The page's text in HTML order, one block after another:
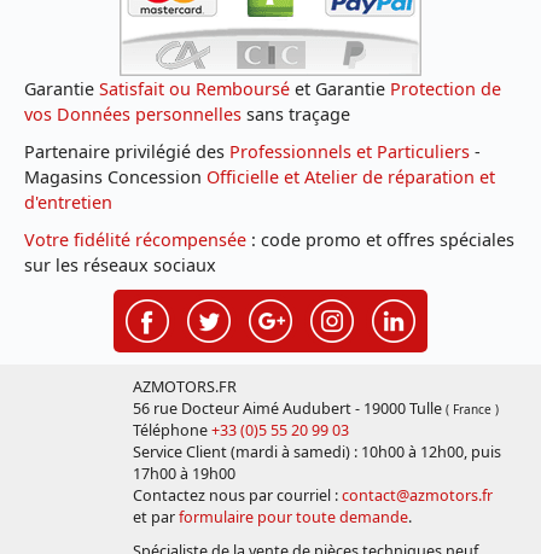
Garantie Satisfait ou Remboursé et Garantie Protection de
vos Données personnelles sans traçage
Partenaire privilégié des Professionnels et Particuliers -
Magasins Concession Officielle et Atelier de réparation et
d'entretien
Votre fidélité récompensée : code promo et offres spéciales
sur les réseaux sociaux
AZMOTORS.FR
56 rue Docteur Aimé Audubert - 19000 Tulle ( France )
Téléphone+33 (0)5 55 20 99 03
Service Client (mardi à samedi) : 10h00 à 12h00, puis
17h00 à 19h00
Contactez nous par courriel :contact@azmotors.fr
et parformulaire pour toute demande.